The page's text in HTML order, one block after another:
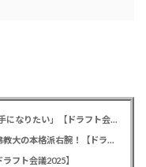
カープドラ6西川篤夢！「日本を代表する遊撃手になりたい」【ドラフト会議2025】
カープドラ5赤木晴哉！191cm最速153キロ！佛教大の本格派右腕！【ドラフト会議2025】
フト会議2025】